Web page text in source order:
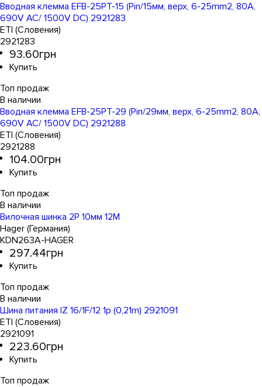
Вводная клемма EFB-25PT-15 (Pin/15мм, верх, 6-25mm2, 80A,
690V AC/ 1500V DC) 2921283
ETI (Словения)
2921283
93.60грн
Топ продаж
Вводная клемма EFB-25PT-29 (Pin/29мм, верх, 6-25mm2, 80A,
690V AC/ 1500V DC) 2921288
ETI (Словения)
2921288
104.00грн
Топ продаж
Вилочная шинка 2P 10мм 12M
Hager (Германия)
KDN263A-HAGER
297.44грн
Топ продаж
Шина питания IZ 16/1F/12 1р (0,21m) 2921091
ETI (Словения)
2921091
223.60грн
Топ продаж